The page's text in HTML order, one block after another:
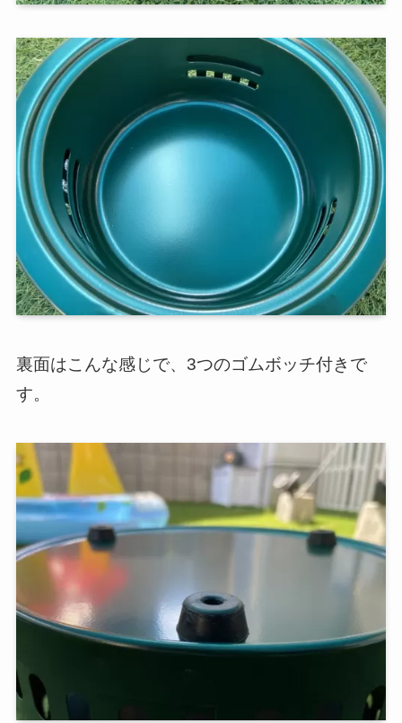
裏面はこんな感じで、3つのゴムボッチ付きで
す。